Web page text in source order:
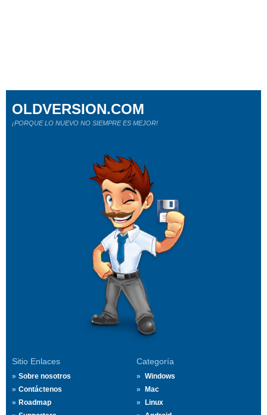
Sitio Enlaces
Sobre nosotros
Contáctenos
Roadmap
Categoría
Windows
Mac
Linux
OLDVERSION.COM
¡PORQUE LO NUEVO NO SIEMPRE ES MEJOR!